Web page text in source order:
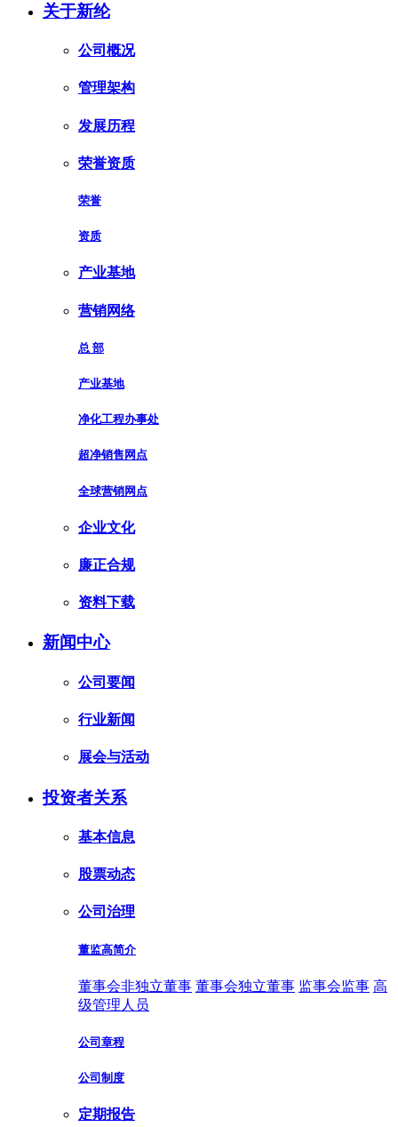
关于新纶
公司概况
管理架构
发展历程
荣誉资质
荣誉
资质
产业基地
营销网络
总 部
产业基地
净化工程办事处
超净销售网点
全球营销网点
企业文化
廉正合规
资料下载
新闻中心
公司要闻
行业新闻
展会与活动
投资者关系
基本信息
股票动态
公司治理
董监高简介
董事会非独立董事 董事会独立董事 监事会监事 高
级管理人员
公司章程
公司制度
定期报告